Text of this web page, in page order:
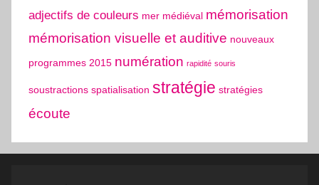
adjectifs de couleurs mer médiéval mémorisation
mémorisation visuelle et auditive nouveaux
programmes 2015 numération rapidité souris
soustractions spatialisation stratégie stratégies
écoute